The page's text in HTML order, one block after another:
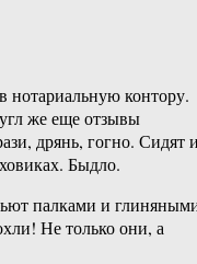
нотариальную контору.
же еще отзывы
дрянь, гогно. Сидят
Быдло.
палками и
Не только они, а